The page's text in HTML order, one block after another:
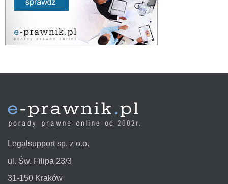
Legalsupport sp. z o.o.
ul. Św. Filipa 23/3
31-150 Kraków